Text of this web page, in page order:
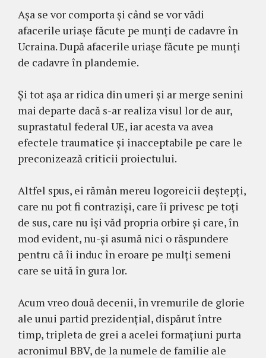
Așa se vor comporta și când se vor vădi
afacerile uriașe făcute pe munți de cadavre în
Ucraina. După afacerile uriașe făcute pe munți
de cadavre în plandemie.
Și tot așa ar ridica din umeri și ar merge senini
mai departe dacă s-ar realiza visul lor de aur,
suprastatul federal UE, iar acesta va avea
efectele traumatice și inacceptabile pe care le
preconizează criticii proiectului.
Altfel spus, ei rămân mereu logoreicii deștepți,
care nu pot fi contraziși, care îi privesc pe toți
de sus, care nu își văd propria orbire și care, în
mod evident, nu-și asumă nici o răspundere
pentru că îi induc în eroare pe mulți semeni
care se uită în gura lor.
Acum vreo două decenii, în vremurile de glorie
ale unui partid prezidențial, dispărut între
timp, tripleta de grei a acelei formațiuni purta
acronimul BBV, de la numele de familie ale